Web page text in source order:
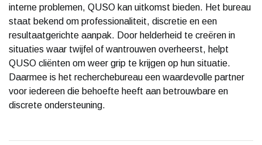
interne problemen, QUSO kan uitkomst bieden. Het bureau
staat bekend om professionaliteit, discretie en een
resultaatgerichte aanpak. Door helderheid te creëren in
situaties waar twijfel of wantrouwen overheerst, helpt
QUSO cliënten om weer grip te krijgen op hun situatie.
Daarmee is het recherchebureau een waardevolle partner
voor iedereen die behoefte heeft aan betrouwbare en
discrete ondersteuning.